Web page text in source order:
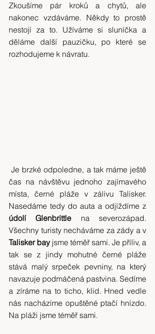
Zkoušíme pár kroků a chytů, ale
nakonec vzdáváme. Někdy to prostě
nestojí za to. Užíváme si sluníčka a
děláme další pauzičku, po které se
rozhodujeme k návratu.
Je brzké odpoledne, a tak máme ještě
čas na návštěvu jednoho zajímavého
místa, černé pláže v zálivu Talisker.
údolí Glenbrittle na severozápad.
Talisker bay jsme téměř sami. Je příliv, a
tak se z jindy mohutné černé pláže
stává malý srpeček pevniny, na který
navazuje podmáčená pastvina. Sedíme
a zíráme na to ticho, klid. Hned vedle
nás nacházíme opuštěné ptačí hnízdo.
Na pláži jsme téměř sami.